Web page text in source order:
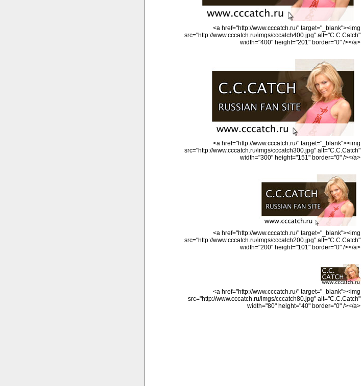
<a href="http://www.cccatch.ru/" target="_blank"><img
src="http://www.cccatch.ru/imgs/cccatch400.jpg" alt="C.C.Catch"
width="400" height="201" border="0" /></a>
<a href="http://www.cccatch.ru/" target="_blank"><img
src="http://www.cccatch.ru/imgs/cccatch300.jpg" alt="C.C.Catch"
width="300" height="151" border="0" /></a>
<a href="http://www.cccatch.ru/" target="_blank"><img
src="http://www.cccatch.ru/imgs/cccatch200.jpg" alt="C.C.Catch"
width="200" height="101" border="0" /></a>
<a href="http://www.cccatch.ru/" target="_blank"><img
src="http://www.cccatch.ru/imgs/cccatch80.jpg" alt="C.C.Catch"
width="80" height="40" border="0" /></a>